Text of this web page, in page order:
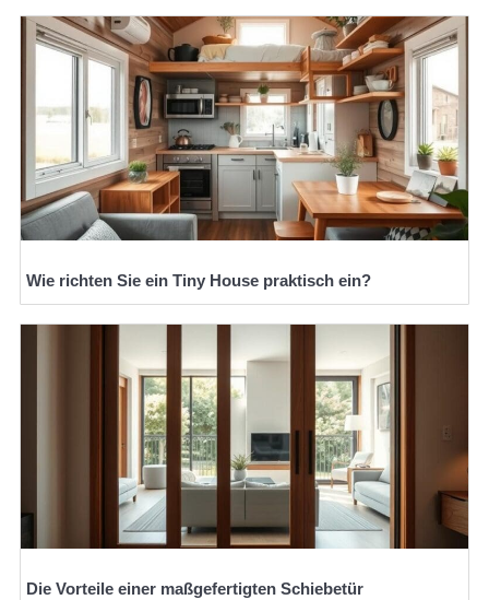
Wie richten Sie ein Tiny House praktisch ein?
Die Vorteile einer maßgefertigten Schiebetür